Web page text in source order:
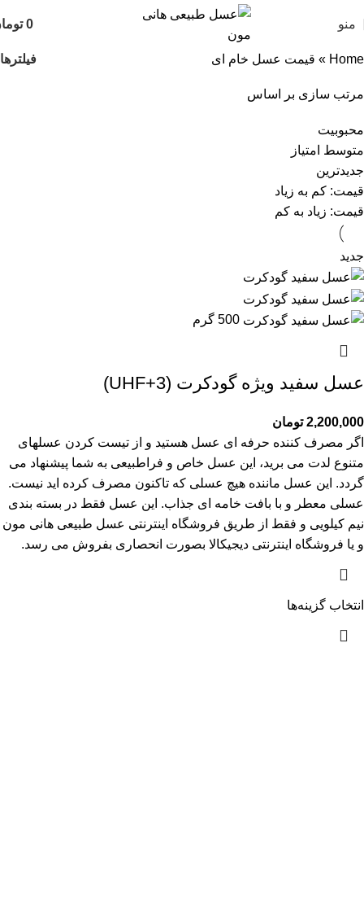
منو 0
Home
» قیمت عسل خام ای فیلترها
مرتب سازی بر اساس
محبوبیت
متوسط امتیاز
جدیدترین
قیمت: کم به زیاد
قیمت: زیاد به کم
جدید
500 گرم
عسل سفید ویژه گودکرت (UHF+3)
2,200,000 تومان
اگر مصرف کننده حرفه ای عسل هستید و از تیست کردن عسلهای
متنوع لدت می برید، این عسل خاص و فراطبیعی به شما پیشنهاد می
گردد. این عسل ماننده هیچ عسلی که تاکنون مصرف کرده اید نیست.
عسلی معطر و با بافت خامه ای جذاب. این عسل فقط در بسته بندی
نیم کیلویی و فقط از طریق فروشگاه اینترنتی عسل طبیعی هانی مون
و یا فروشگاه اینترنتی دیجیکالا بصورت انحصاری بفروش می رسد.
انتخاب گزینه‌ها